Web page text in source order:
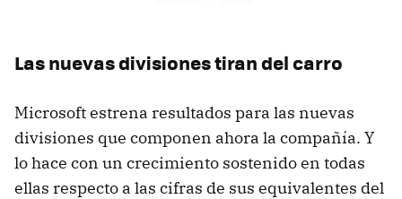
Las nuevas divisiones tiran del carro
Microsoft estrena resultados para las nuevas
divisiones que componen ahora la compañía. Y
lo hace con un crecimiento sostenido en todas
ellas respecto a las cifras de sus equivalentes del